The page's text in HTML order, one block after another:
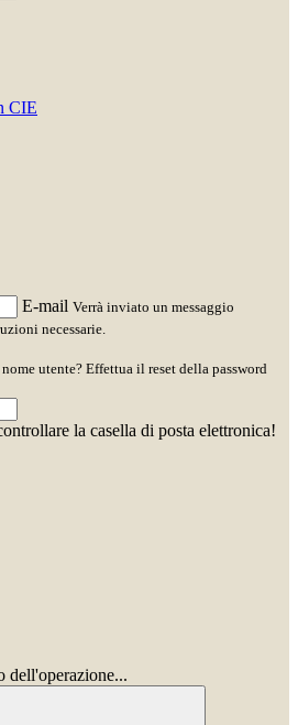
CIE
E-mail Verrà inviato un messaggio
necessarie.
utente? Effettua il reset della password
la casella di posta elettronica!
dell'operazione...